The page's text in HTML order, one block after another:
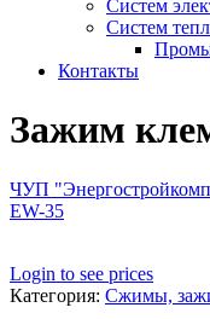
Систем
Систем
Контакты
Зажим
ЧУП
EW-35
Login to see prices
Категория: Сжимы,